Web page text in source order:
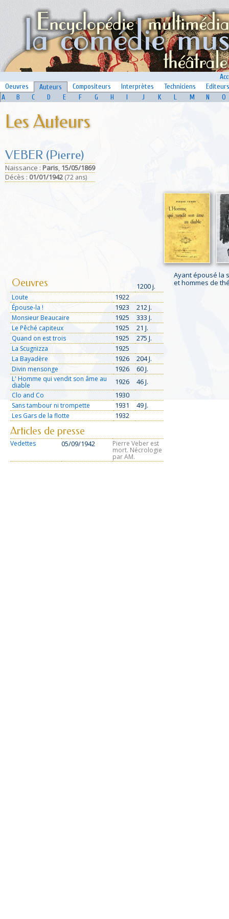
Oeuvres
Auteurs Compositeurs Interprètes Techniciens
Editeurs
A
B C D E F G H I J K L M N O
Les Auteurs
VEBER (Pierre)
Naissance : Paris, 15/05/1869
Décès : 01/01/1942 (72 ans)
Oeuvres 1200 j.
Loute 1922
Épouse-la ! 1923 212 J.
Monsieur Beaucaire 1925 333 J.
Le Pêché capiteux 1925 21 J.
Quand on est trois 1925 275 J.
La Scugnizza 1925
La Bayadère 1926 204 J.
Divin mensonge 1926 60 J.
L' Homme qui vendit son âme au
diable 1926 46 J.
Clo and Co 1930
Sans tambour ni trompette 1931 49 J.
Les Gars de la flotte 1932
Articles de presse
Vedettes 05/09/1942 Pierre Veber est
mort. Nécrologie
par AM.
Ayant épousé la
et hommes de